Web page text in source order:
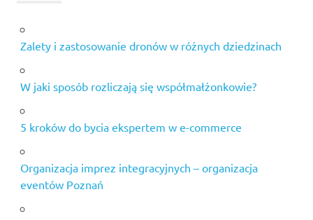
Zalety i zastosowanie dronów w różnych dziedzinach
W jaki sposób rozliczają się współmałżonkowie?
5 kroków do bycia ekspertem w e-commerce
Organizacja imprez integracyjnych – organizacja
eventów Poznań